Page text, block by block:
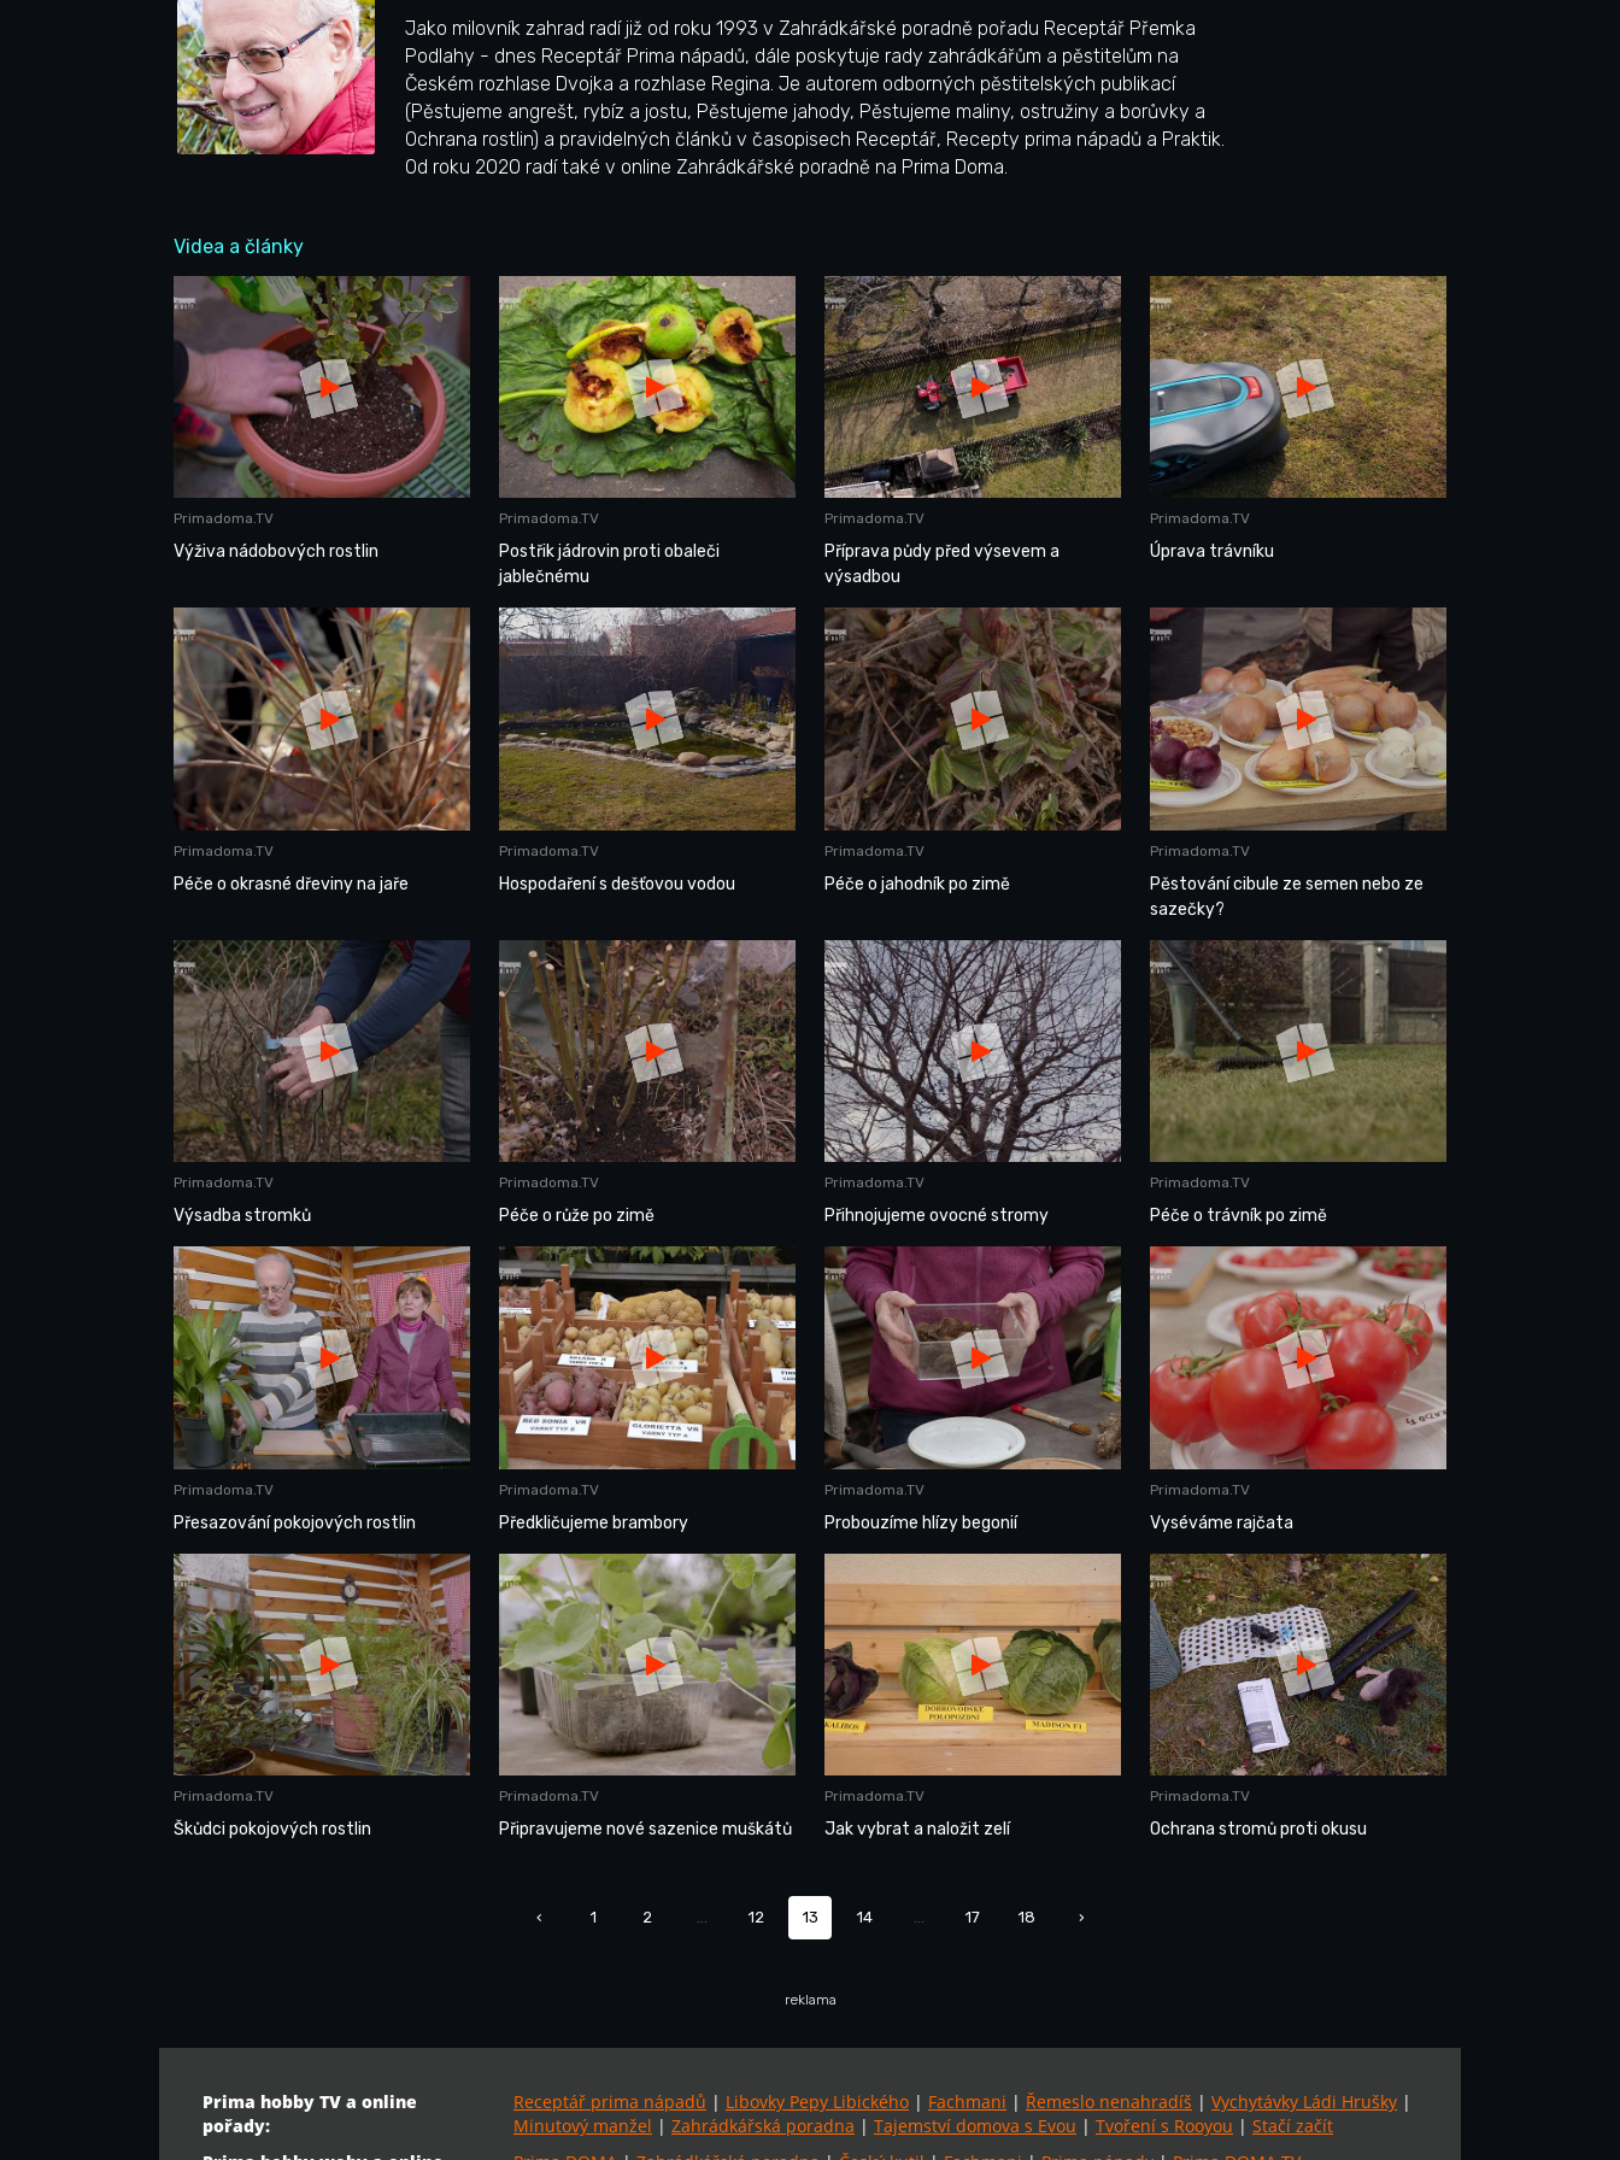
Jako milovník zahrad radí již od roku 1993 v Zahrádkářské poradně pořadu Receptář Přemka
Podlahy - dnes Receptář Prima nápadů, dále poskytuje rady zahrádkářům a pěstitelům na
Českém rozhlase Dvojka a rozhlase Regina. Je autorem odborných pěstitelských publikací
(Pěstujeme angrešt, rybíz a jostu, Pěstujeme jahody, Pěstujeme maliny, ostružiny a borůvky a
Ochrana rostlin) a pravidelných článků v časopisech Receptář, Recepty prima nápadů a Praktik.
Od roku 2020 radí také v online Zahrádkářské poradně na Prima Doma.
Videa a články
Primadoma.TV
Výživa nádobových rostlin
Primadoma.TV
Postřik jádrovin proti obaleči
jablečnému
Primadoma.TV
Příprava půdy před výsevem a
výsadbou
Primadoma.TV
Úprava trávníku
Primadoma.TV
Péče o okrasné dřeviny na jaře
Primadoma.TV
Hospodaření s dešťovou vodou
Primadoma.TV
Péče o jahodník po zimě
Primadoma.TV
Pěstování cibule ze semen nebo ze
sazečky?
Primadoma.TV
Výsadba stromků
Primadoma.TV
Péče o růže po zimě
Primadoma.TV
Přihnojujeme ovocné stromy
Primadoma.TV
Péče o trávník po zimě
Primadoma.TV
Přesazování pokojových rostlin
Primadoma.TV
Předkličujeme brambory
Primadoma.TV
Probouzíme hlízy begonií
Primadoma.TV
Vyséváme rajčata
Primadoma.TV
Škůdci pokojových rostlin
Primadoma.TV
Připravujeme nové sazenice muškátů
Primadoma.TV
Jak vybrat a naložit zelí
Primadoma.TV
Ochrana stromů proti okusu
‹ 1 2 ... 12 13 14 ... 17 18 ›
reklama
Prima hobby TV a online
pořady:
Receptář prima nápadů | Libovky Pepy Libického | Fachmani | Řemeslo nenahradíš | Vychytávky Ládi Hrušky |
Minutový manžel | Zahrádkářská poradna | Tajemství domova s Evou | Tvoření s Rooyou | Stačí začít